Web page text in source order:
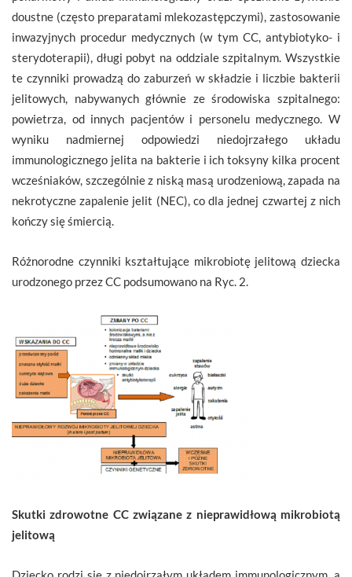
doustne (często preparatami mlekozastępczymi), zastosowanie
inwazyjnych procedur medycznych (w tym CC, antybiotyko- i
sterydoterapii), długi pobyt na oddziale szpitalnym. Wszystkie
te czynniki prowadzą do zaburzeń w składzie i liczbie bakterii
jelitowych, nabywanych głównie ze środowiska szpitalnego:
powietrza, od innych pacjentów i personelu medycznego. W
wyniku nadmiernej odpowiedzi niedojrzałego układu
immunologicznego jelita na bakterie i ich toksyny kilka procent
wcześniaków, szczególnie z niską masą urodzeniową, zapada na
nekrotyczne zapalenie jelit (NEC), co dla jednej czwartej z nich
kończy się śmiercią.
Różnorodne czynniki kształtujące mikrobiotę jelitową dziecka
urodzonego przez CC podsumowano na Ryc. 2.
Skutki zdrowotne CC związane z nieprawidłową mikrobiotą
jelitową